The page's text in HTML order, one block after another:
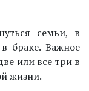
семьи, в
браке. Важное
или все три в
жизни.